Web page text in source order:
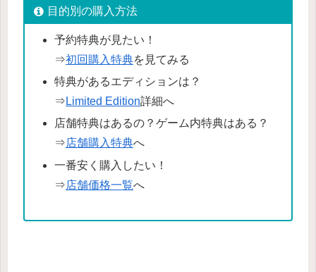
目的別の購入方法
予約特典が見たい！
⇒初回購入特典を見てみる
特典があるエディションは？
⇒ Limited Edition詳細へ
店舗特典はあるの？ゲーム内特典はある？
⇒店舗購入特典へ
一番安く購入したい！
⇒店舗価格一覧へ